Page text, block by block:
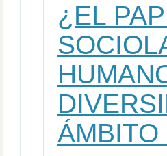
¿EL
ÁMBITO